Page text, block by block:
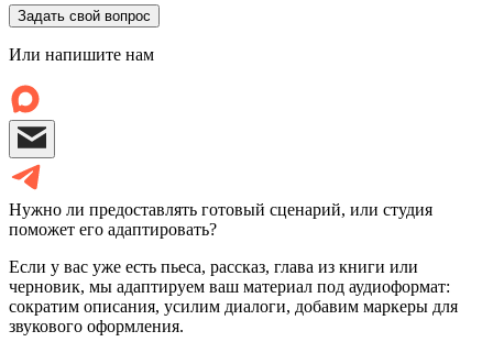
Задать свой вопрос
Или напишите нам
Нужно ли предоставлять готовый сценарий, или студия
поможет его адаптировать?
Если у вас уже есть пьеса, рассказ, глава из книги или
черновик, мы адаптируем ваш материал под аудиоформат:
сократим описания, усилим диалоги, добавим маркеры для
звукового оформления.